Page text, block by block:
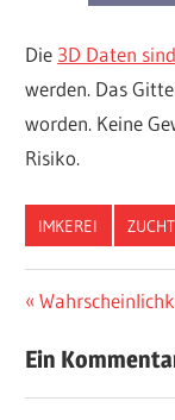
Die 3D Daten
werden. Das
worden. Keine
Risiko.
IMKEREI ZUCHT
Vorheriger
Ein